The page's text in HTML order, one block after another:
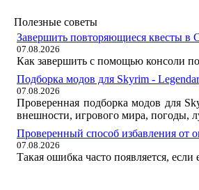
Полезные советы
Завершить повторяющиеся квесты в
07.08.2026
Как завершить с помощью консоли
Подборка модов для Skyrim -
07.08.2026
Проверенная подборка модов для
внешности, игрового мира, погоды,
Проверенный способ избавления от
07.08.2026
Такая ошибка часто появляется,